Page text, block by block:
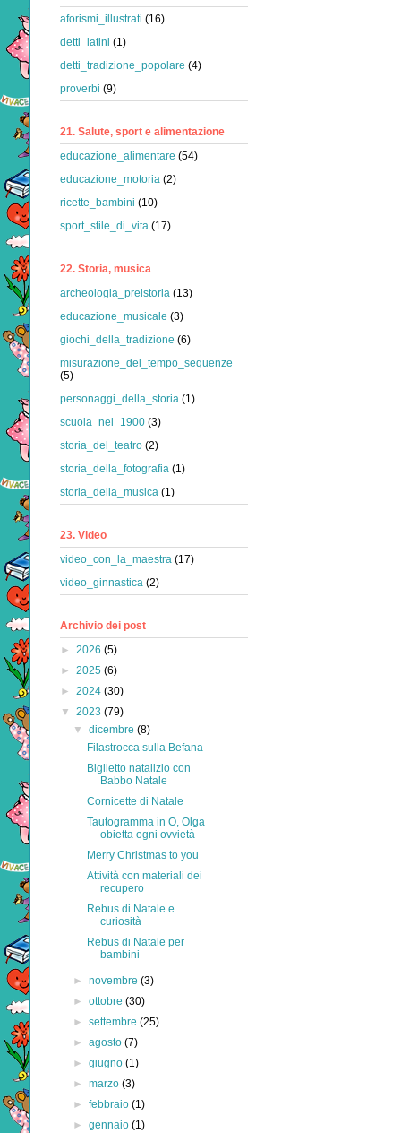
aforismi_illustrati (16)
detti_latini (1)
detti_tradizione_popolare (4)
proverbi (9)
21. Salute, sport e alimentazione
educazione_alimentare (54)
educazione_motoria (2)
ricette_bambini (10)
sport_stile_di_vita (17)
22. Storia, musica
archeologia_preistoria (13)
educazione_musicale (3)
giochi_della_tradizione (6)
misurazione_del_tempo_sequenze
(5)
personaggi_della_storia (1)
scuola_nel_1900 (3)
storia_del_teatro (2)
storia_della_fotografia (1)
storia_della_musica (1)
23. Video
video_con_la_maestra (17)
video_ginnastica (2)
Archivio dei post
► 2026 (5)
► 2025 (6)
► 2024 (30)
▼ 2023 (79)
▼dicembre(8)
Filastrocca sulla Befana
Biglietto natalizio con
Babbo Natale
Cornicette di Natale
Tautogramma in O, Olga
obietta ogni ovvietà
Merry Christmas to you
Attività con materiali dei
recupero
Rebus di Natale e
curiosità
Rebus di Natale per
bambini
►novembre(3)
►ottobre(30)
►settembre(25)
►agosto(7)
►giugno(1)
►marzo(3)
►febbraio(1)
►gennaio(1)